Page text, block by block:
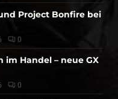
und Project Bonfire bei
0
im Handel – neue GX
0